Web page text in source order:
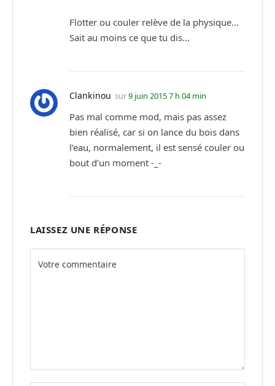
Flotter ou couler relève de la physique…
Sait au moins ce que tu dis…
Clankinou sur9 juin 2015 7 h 04 min
Pas mal comme mod, mais pas assez
bien réalisé, car si on lance du bois dans
l’eau, normalement, il est sensé couler ou
bout d’un moment -_-
LAISSEZ UNE RÉPONSE